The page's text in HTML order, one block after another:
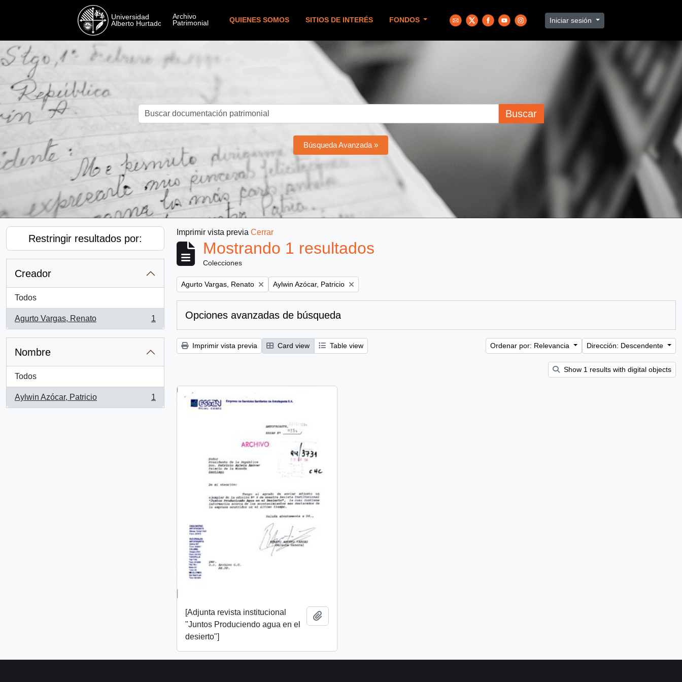
QUIENES SOMOS SITIOS DE INTERÉS FONDOS Iniciar sesión
Buscar
Búsqueda Avanzada »
Restringir resultados por:
Creador
Todos
Agurto Vargas, Renato
, 1 resultados
1
Nombre
Todos
Aylwin Azócar, Patricio
, 1 resultados
1
Imprimir vista previa Cerrar
Mostrando 1 resultados
Colecciones
Remove filter:
Agurto Vargas, Renato Remove filter:
Aylwin Azócar, Patricio
Opciones avanzadas de búsqueda
Imprimir vista previa Card view Table view Ordenar por: Relevancia Dirección: Descendente
Show 1 results with digital objects
[Adjunta revista institucional
"Juntos Produciendo agua en el
desierto"]